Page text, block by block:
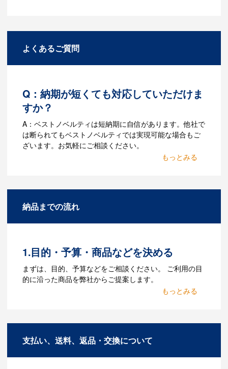
よくあるご質問
Q：納期が短くても対応していただけま
すか？
A：ベストノベルティは短納期に自信があります。他社で
は断られてもベストノベルティでは実現可能な場合もご
ざいます。お気軽にご相談ください。
があります。Adobe illustratorのaiファイ
Q：ウェブサイトに掲載され
ていないオリジナルのノベル
タマイズが可能です。お気軽にご相談く
納品までの流れ
1.目的・予算・商品などを決める
まずは、目的、予算などをご相談ください。 ご利用の目
的に沿った商品を弊社からご提案します。
お見積を弊社からお出しします。
3.発注・データ入稿
支払い、送料、返品・交換について